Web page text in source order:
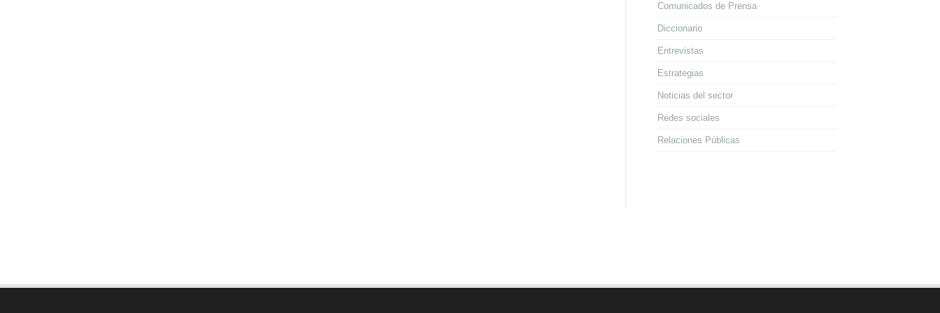
Comunicados de Prensa
Diccionario
Entrevistas
Estrategias
Noticias del sector
Redes sociales
Relaciones Públicas